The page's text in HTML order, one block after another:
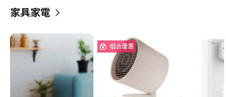
家具家電
組合優惠